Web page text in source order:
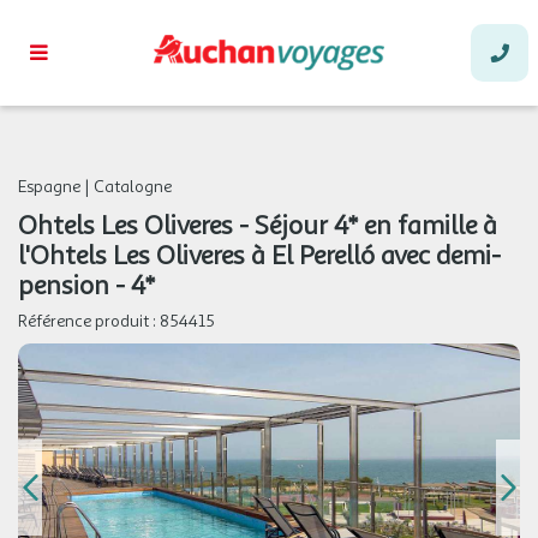
Espagne | Catalogne
Ohtels Les Oliveres - Séjour 4* en famille à
l'Ohtels Les Oliveres à El Perelló avec demi-
pension - 4*
Référence produit : 854415